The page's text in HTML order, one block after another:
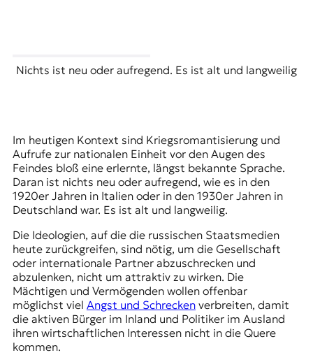
Nichts ist neu oder aufregend. Es ist alt und langweilig
Im heutigen Kontext sind Kriegsromantisierung und
Aufrufe zur nationalen Einheit vor den Augen des
Feindes bloß eine erlernte, längst bekannte Sprache.
Daran ist nichts neu oder aufregend, wie es in den
1920er Jahren in Italien oder in den 1930er Jahren in
Deutschland war. Es ist alt und langweilig.
Die Ideologien, auf die die russischen Staatsmedien
heute zurückgreifen, sind nötig, um die Gesellschaft
oder internationale Partner abzuschrecken und
abzulenken, nicht um attraktiv zu wirken. Die
Mächtigen und Vermögenden wollen offenbar
möglichst viel Angst und Schreckenverbreiten, damit
die aktiven Bürger im Inland und Politiker im Ausland
ihren wirtschaftlichen Interessen nicht in die Quere
kommen.